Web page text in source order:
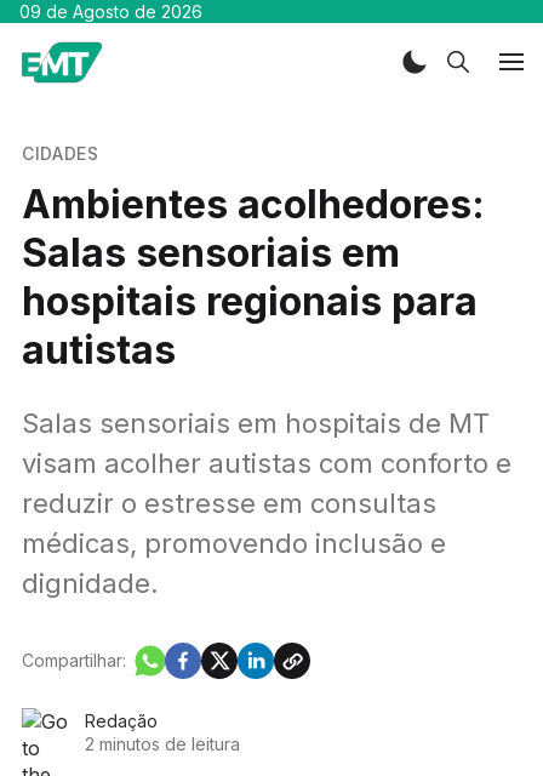
09 de Agosto de 2026
CIDADES
Ambientes acolhedores:
Salas sensoriais em
hospitais regionais para
autistas
Salas sensoriais em hospitais de MT
visam acolher autistas com conforto e
reduzir o estresse em consultas
médicas, promovendo inclusão e
dignidade.
Redação
2 minutos de leitura
Compartilhar: